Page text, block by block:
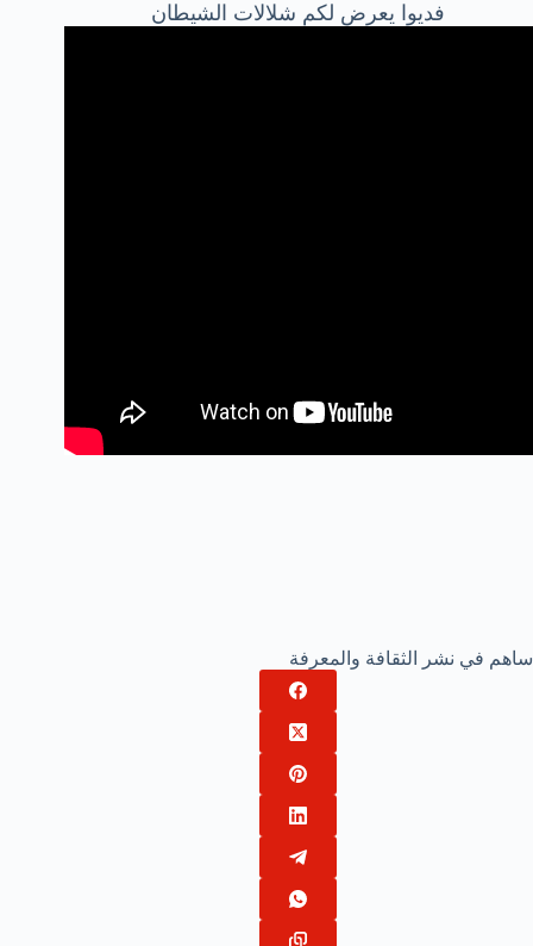
فديوا يعرض لكم شلالات الشيطان
ساهم في نشر الثقافة والمعرفة